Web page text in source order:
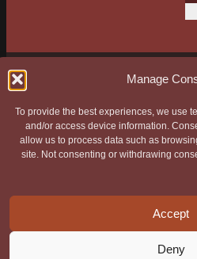
Manage
To provide the best experiences, we use
and/or access device information.
allow us to process data such as
site. Not consenting or withdrawing
Accept
Deny
נשלחים ישירות לחברה ואין
בהם אף שימוש מחוצה לה. ה"Cookies" באתר משומשים
ולא להעברת פרטים על
לאתר.